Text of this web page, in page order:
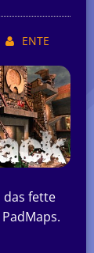
ENTE
das fette